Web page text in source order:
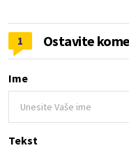
1 Ostavite
Ime
Tekst